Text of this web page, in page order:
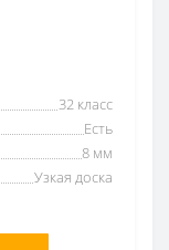
32 класс
Есть
8 мм
Узкая доска